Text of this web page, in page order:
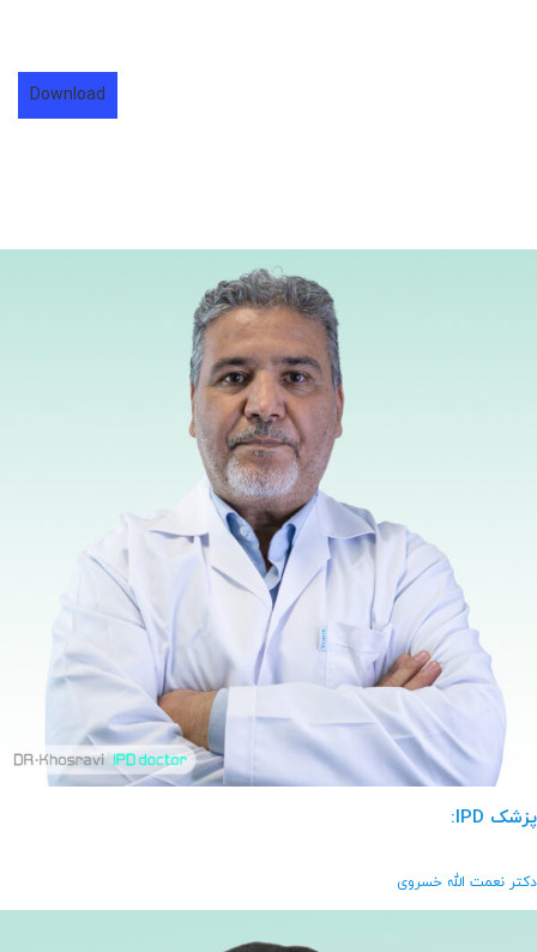
Download
پزشک IPD:
دکتر نعمت الله خسروی